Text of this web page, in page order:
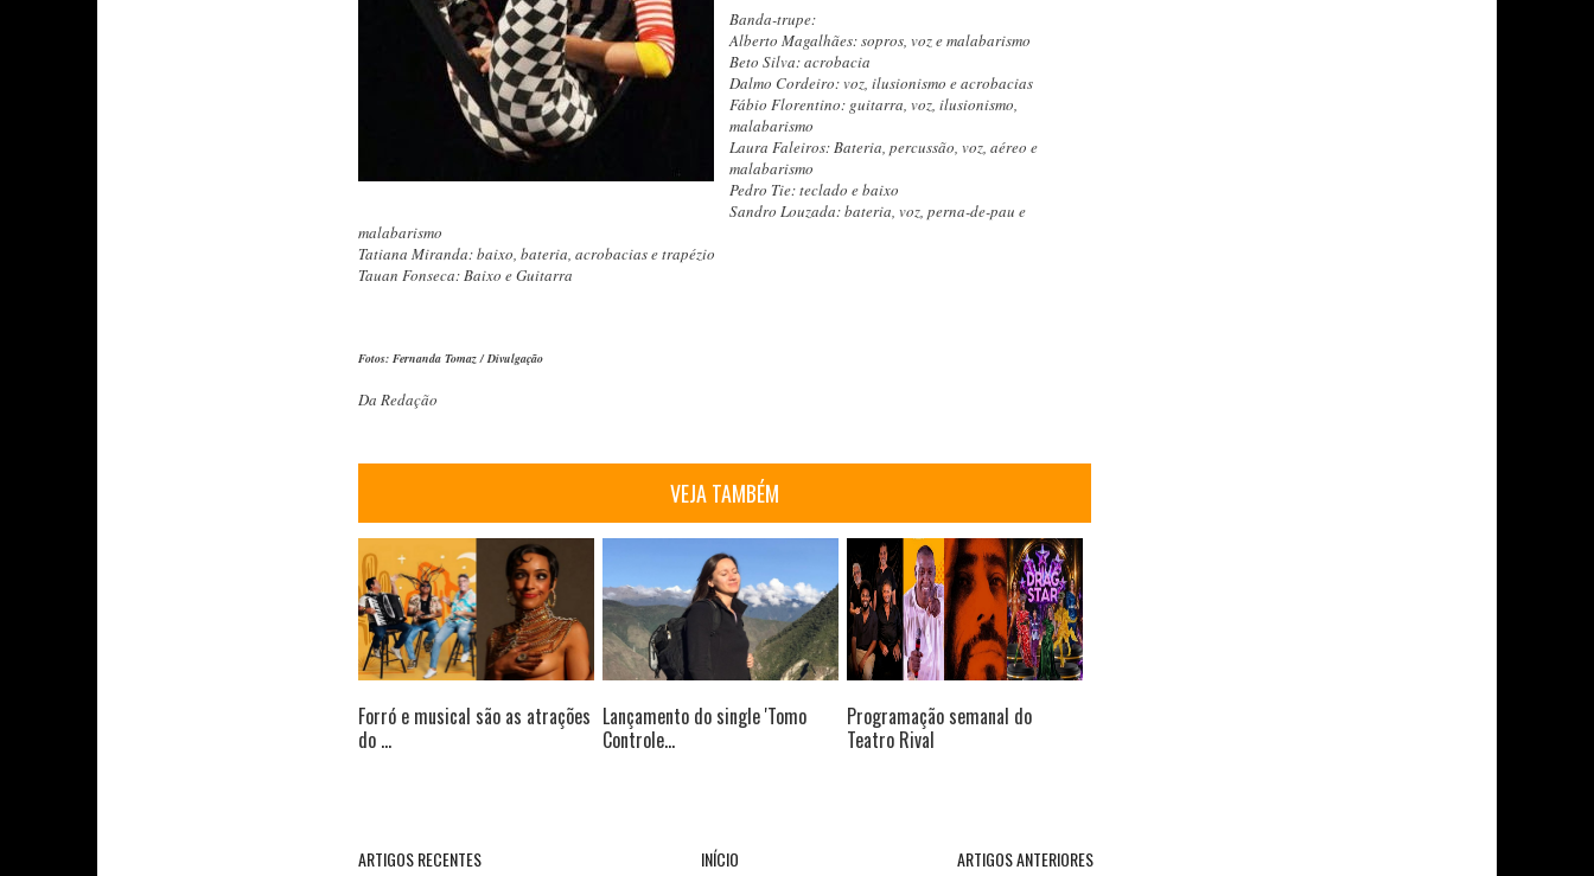
Banda-trupe:
Alberto Magalhães: sopros, voz e malabarismo
Beto Silva: acrobacia
Dalmo Cordeiro: voz, ilusionismo e acrobacias
Fábio Florentino: guitarra, voz, ilusionismo,
malabarismo
Laura Faleiros: Bateria, percussão, voz, aéreo e
malabarismo
Pedro Tie: teclado e baixo
Sandro Louzada: bateria, voz, perna-de-pau e
malabarismo
Tatiana Miranda: baixo, bateria, acrobacias e trapézio
Tauan Fonseca: Baixo e Guitarra
Fotos: Fernanda Tomaz /Divulgação
Da Redação
VEJA TAMBÉM
Forró e musical são as atrações
do ...
Lançamento do single 'Tomo
Controle...
Programação semanal do
Teatro Rival
ARTIGOS RECENTES ARTIGOS ANTERIORES
INÍCIO